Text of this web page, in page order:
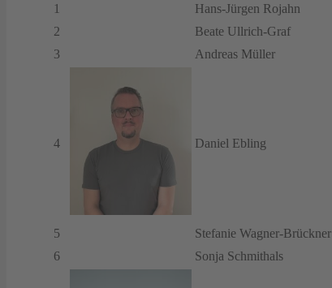
1
Hans-Jürgen Rojahn
2
Beate Ullrich-Graf
3
Andreas Müller
4 Daniel Ebling
5
Stefanie Wagner-Brückner
6
Sonja Schmithals